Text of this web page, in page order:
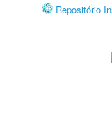
Repositório